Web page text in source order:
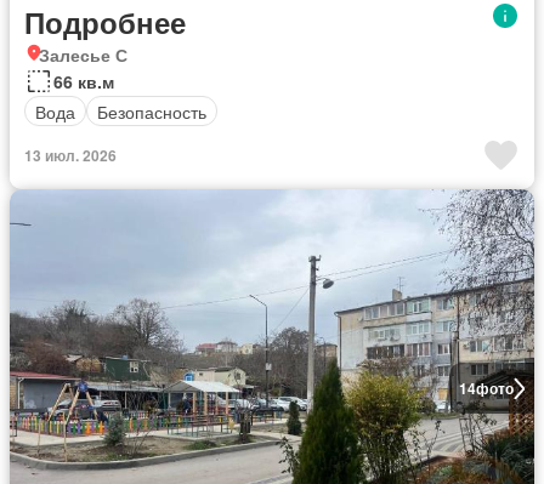
Подробнее
Залесье С
66 кв.м
Вода
Безопасность
13 июл. 2026
14фото